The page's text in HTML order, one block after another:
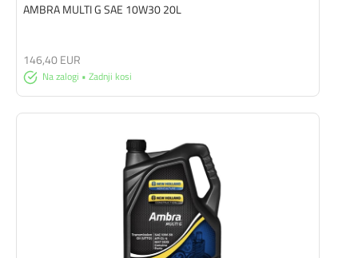
AMBRA MULTI G SAE 10W30 20L
Na zalogi • Zadnji kosi
146,40 EUR